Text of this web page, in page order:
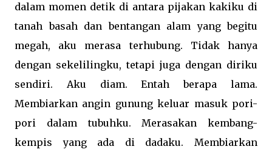
dalam momen detik di antara pijakan kakiku di
tanah basah dan bentangan alam yang begitu
megah, aku merasa terhubung. Tidak hanya
dengan sekelilingku, tetapi juga dengan diriku
sendiri. Aku diam. Entah berapa lama.
Membiarkan angin gunung keluar masuk pori-
pori dalam tubuhku. Merasakan kembang-
kempis yang ada di dadaku. Membiarkan